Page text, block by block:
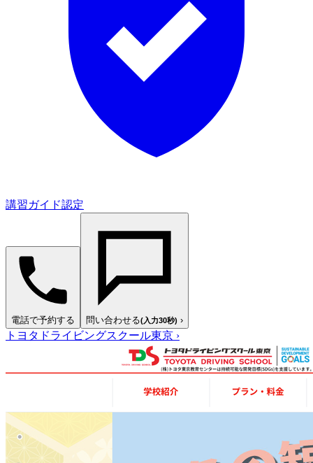
講習ガイド認定
電話で予約する 問い合わせる(入力30秒) ›
トヨタドライビングスクール東京 ›